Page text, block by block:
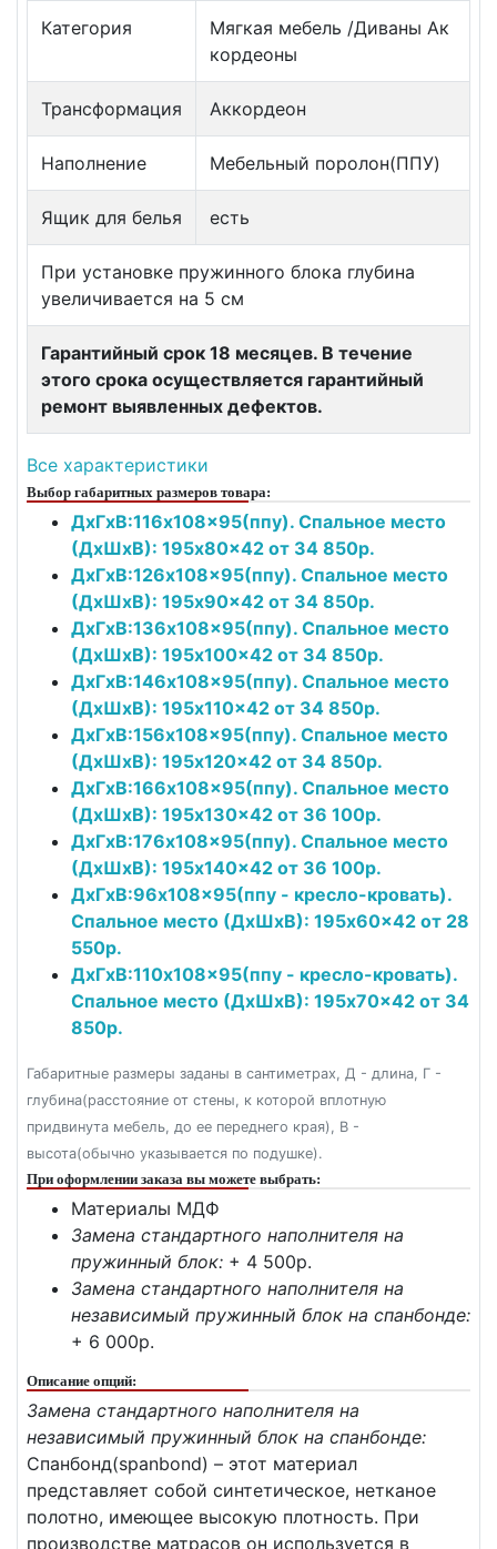
Категория
Мягкая мебель /Диваны Ак
кордеоны
Трансформация Аккордеон
Наполнение Мебельный поролон(ППУ)
Ящик для белья есть
При установке пружинного блока глубина
увеличивается на 5 см
Гарантийный срок 18 месяцев. В течение
этого срока осуществляется гарантийный
ремонт выявленных дефектов.
Все характеристики
Выбор габаритных размеров товара:
ДxГxВ:116x108x95(ппу). Спальное место
(ДxШxВ): 195x80x42 от 34 850р.
ДxГxВ:126x108x95(ппу). Спальное место
(ДxШxВ): 195x90x42 от 34 850р.
ДxГxВ:136x108x95(ппу). Спальное место
(ДxШxВ): 195x100x42 от 34 850р.
ДxГxВ:146x108x95(ппу). Спальное место
(ДxШxВ): 195x110x42 от 34 850р.
ДxГxВ:156x108x95(ппу). Спальное место
(ДxШxВ): 195x120x42 от 34 850р.
ДxГxВ:166x108x95(ппу). Спальное место
(ДxШxВ): 195x130x42 от 36 100р.
ДxГxВ:176x108x95(ппу). Спальное место
(ДxШxВ): 195x140x42 от 36 100р.
ДxГxВ:96x108x95(ппу - кресло-кровать).
Спальное место (ДxШxВ): 195x60x42 от 28
550р.
ДxГxВ:110x108x95(ппу - кресло-кровать).
Спальное место (ДxШxВ): 195x70x42 от 34
850р.
Габаритные размеры заданы в сантиметрах, Д - длина, Г -
глубина(расстояние от стены, к которой вплотную
придвинута мебель, до ее переднего края), В -
высота(обычно указывается по подушке).
При оформлении заказа вы можете выбрать:
Материалы МДФ
Замена стандартного наполнителя на
пружинный блок: + 4 500p.
Замена стандартного наполнителя на
независимый пружинный блок на спанбонде:
+ 6 000p.
Описание опций:
Замена стандартного наполнителя на
независимый пружинный блок на спанбонде:
Спанбонд(spanbond) – этот материал
представляет собой синтетическое, нетканое
полотно, имеющее высокую плотность. При
производстве матрасов он используется в